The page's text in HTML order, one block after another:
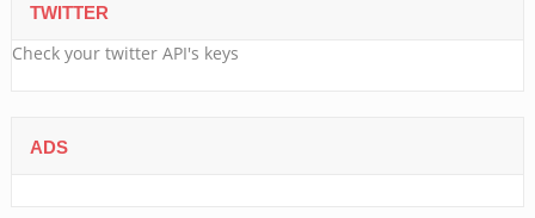
TWITTER
Check your twitter API's keys
ADS